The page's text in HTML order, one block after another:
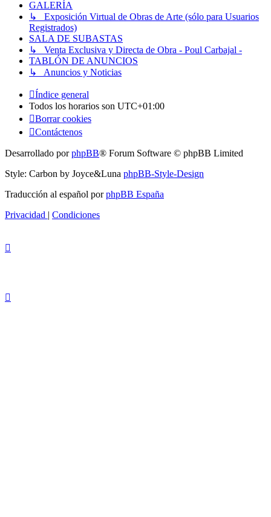
GALERÍA
↳ Exposición Virtual de Obras de Arte (sólo para Usuarios
Registrados)
SALA DE SUBASTAS
↳ Venta Exclusiva y Directa de Obra - Poul Carbajal -
TABLÓN DE ANUNCIOS
↳ Anuncios y Noticias
Índice general
Todos los horarios son UTC+01:00
Borrar cookies
Contáctenos
Desarrollado porphpBB® Forum Software © phpBB Limited
Style: Carbon by Joyce&Luna phpBB-Style-Design
Traducción al español porphpBB España
Privacidad | Condiciones